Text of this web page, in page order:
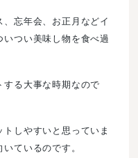
忘年会、お正月などイ
つい美味し物を食べ過
する大事な時期なので
しやすいと思っていま
ているのです。